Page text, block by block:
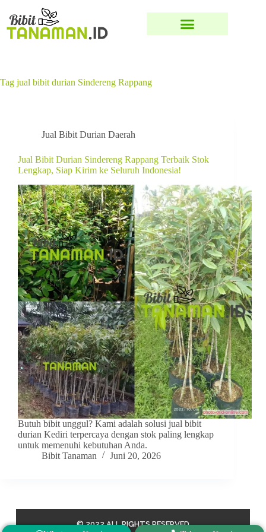
Tag jual bibit durian Sindereng Rappang
Jual Bibit Durian Daerah
Jual Bibit Durian Sindereng Rappang Terbaik Stok
Lengkap, Siap Kirim ke Seluruh Indonesia!
Butuh bibit unggul? Kami adalah solusi jual bibit
durian Kediri terpercaya dengan stok paling lengkap
untuk memenuhi kebutuhan Anda.
Bibit Tanaman
Juni 20, 2026
© 2022 ALL RIGHTS RESERVED